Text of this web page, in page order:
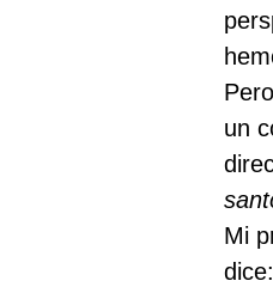
un
Mi
dice: